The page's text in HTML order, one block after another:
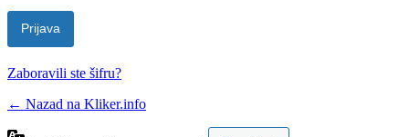
Zaboravili ste šifru?
← Nazad na Kliker.info